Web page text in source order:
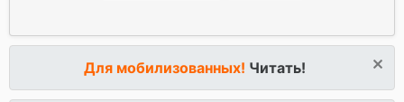
Для мобилизованных! Читать!